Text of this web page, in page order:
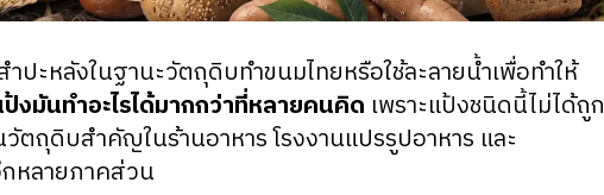
ะหลังในฐานะวัตถุดิบทำขนมไทยหรือใช้ละลายน้ำเพื่อทำให้
งมันทำอะไรได้มากกว่าที่หลายคนคิด เพราะแป้งชนิดนี้ไม่ได้ถูก
ตถุดิบสำคัญในร้านอาหาร โรงงานแปรรูปอาหาร และ
หลายภาคส่วน